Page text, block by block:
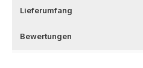
Lieferumfang
Bewertungen